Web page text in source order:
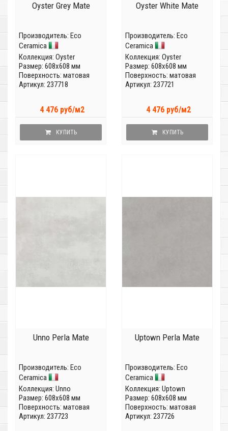
Oyster Grey Mate
Производитель: Eco
Ceramica
Коллекция: Oyster
Размер: 608x608 мм
Поверхность: матовая
Артикул: 237718
4 476 руб/м2
КУПИТЬ
Oyster White Mate
Производитель: Eco
Ceramica
Коллекция: Oyster
Размер: 608x608 мм
Поверхность: матовая
Артикул: 237721
4 476 руб/м2
КУПИТЬ
Unno Perla Mate
Производитель: Eco
Ceramica
Коллекция: Unno
Размер: 608x608 мм
Поверхность: матовая
Артикул: 237723
Uptown Perla Mate
Производитель: Eco
Ceramica
Коллекция: Uptown
Размер: 608x608 мм
Поверхность: матовая
Артикул: 237726